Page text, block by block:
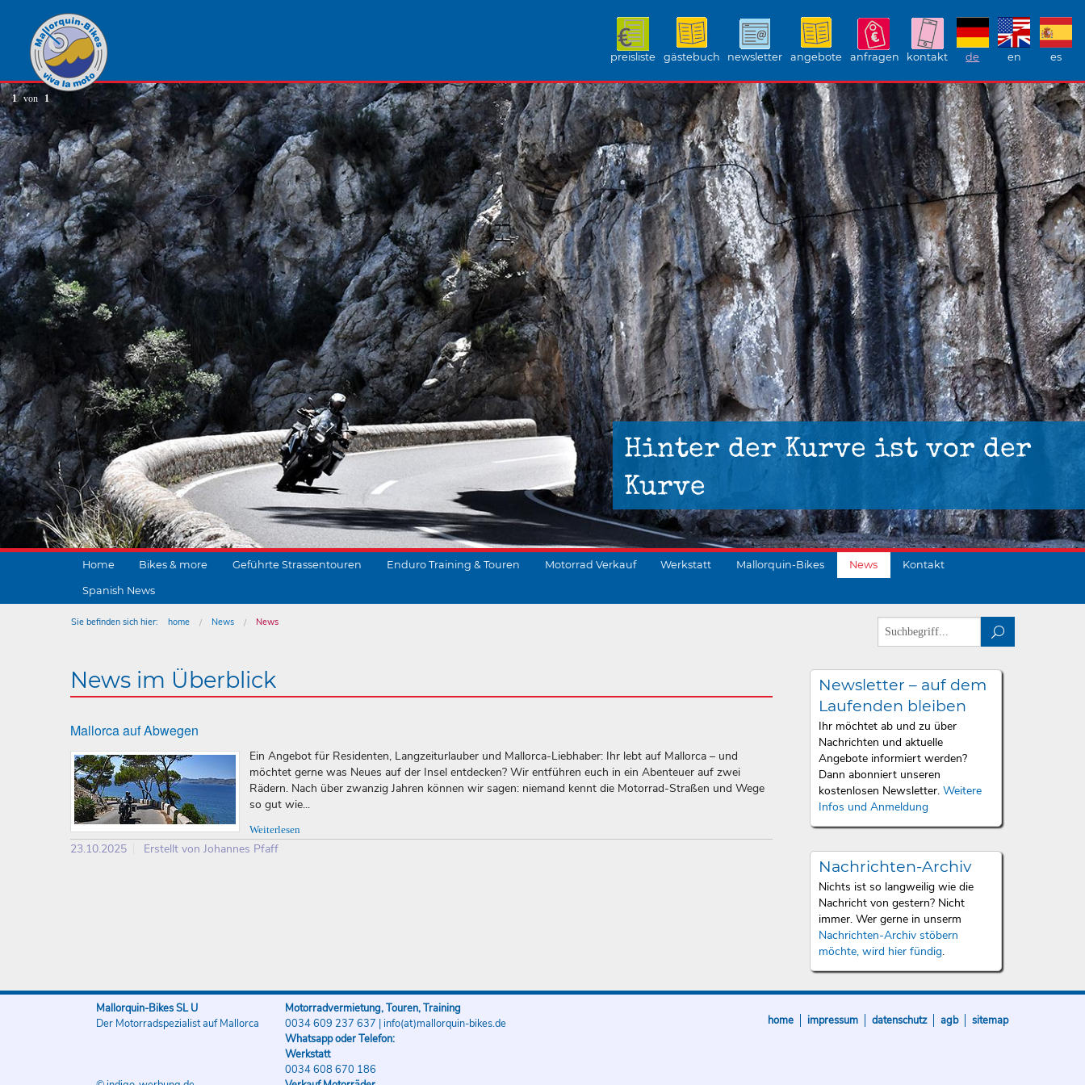
preisliste gästebuch newsletter angebote anfragen kontakt de en es
Hinter der Kurve ist vor der
Kurve
1 von 1
Home Bikes & more Geführte Strassentouren Enduro Training & Touren Motorrad Verkauf Werkstatt Mallorquin-Bikes News Kontakt
Spanish News
Sie befinden sich hier: home News
News
Newsletter – auf dem
Laufenden bleiben
Ihr möchtet ab und zu über
Nachrichten und aktuelle
Angebote informiert werden?
Dann abonniert unseren
kostenlosen Newsletter. Weitere
Infos und Anmeldung
Nachrichten-Archiv
Nichts ist so langweilig wie die
Nachricht von gestern? Nicht
immer. Wer gerne in unserm
Nachrichten-Archiv stöbern
möchte, wird hier fündig.
News im Überblick
Mallorca auf Abwegen
Ein Angebot für Residenten, Langzeiturlauber und Mallorca-Liebhaber: Ihr lebt auf Mallorca – und
möchtet gerne was Neues auf der Insel entdecken? Wir entführen euch in ein Abenteuer auf zwei
Rädern. Nach über zwanzig Jahren können wir sagen: niemand kennt die Motorrad-Straßen und Wege
so gut wie...
Weiterlesen
23.10.2025 Erstellt von Johannes Pfaff
Mallorquin-Bikes SL U
Der Motorradspezialist auf Mallorca
Motorradvermietung, Touren, Training
0034 609 237 637 |info(at)mallorquin-bikes.de
Whatsapp oder Telefon:
Werkstatt
0034 608 670 186
home impressum datenschutz agb sitemap